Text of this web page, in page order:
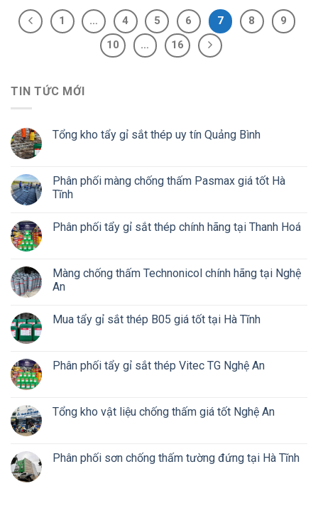
1 … 4 5 6 7 8
9
10
… 16
TIN TỨC MỚI
Tổng kho tẩy gỉ sắt thép uy tín Quảng Bình
Phân phối màng chống thấm Pasmax giá tốt Hà
Tĩnh
Phân phối tẩy gỉ sắt thép chính hãng tại Thanh Hoá
Màng chống thấm Technonicol chính hãng tại Nghệ
An
Mua tẩy gỉ sắt thép B05 giá tốt tại Hà Tĩnh
Phân phối tẩy gỉ sắt thép Vitec TG Nghệ An
Tổng kho vật liệu chống thấm giá tốt Nghệ An
Phân phối sơn chống thấm tường đứng tại Hà Tĩnh